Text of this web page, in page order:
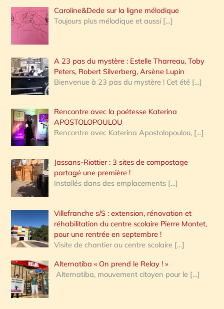
Caroline&Dede sur la ligne mélodique
Toujours plus mélodique et aussi […]
A 23 pas du mystère : Estelle Tharreau, Toby
Peters, Robert Silverberg, Arsène Lupin
Bienvenue à 23 pas du mystère ! Cet été […]
Rencontre avec la poétesse Katerina
APOSTOLOPOULOU
Rencontre avec Katerina Apostolopoulou, […]
Jassans-Riottier : 3 sites de compostage
partagé une première !
Installés dans des emplacements […]
Villefranche s/S : extension, rénovation et
réhabilitation du centre scolaire Pierre Montet,
pour une rentrée en septembre !
Visite de chantier au centre scolaire […]
Alternatiba « On prend le Relay ! »
Alternatiba, mouvement citoyen pour le […]